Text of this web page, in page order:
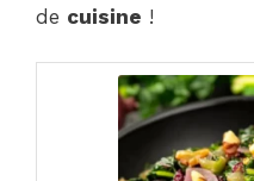
de cuisine !